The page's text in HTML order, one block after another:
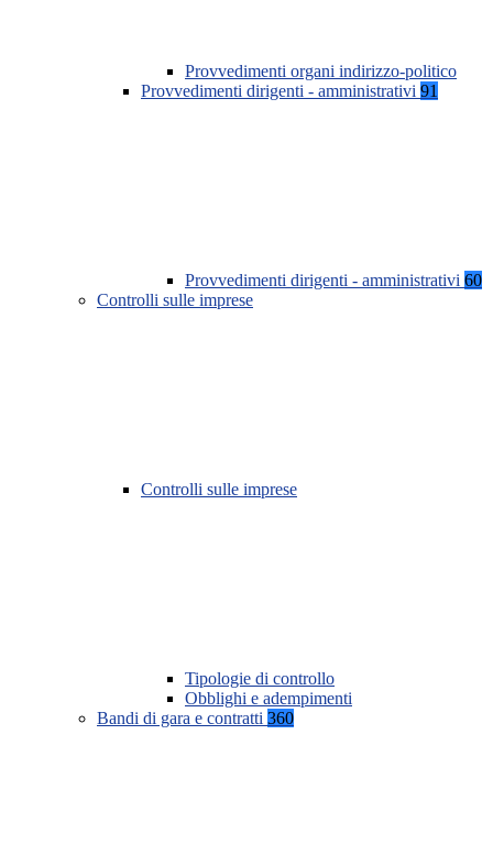
Provvedimenti organi indirizzo-politico
Provvedimenti dirigenti - amministrativi 91
Provvedimenti dirigenti - amministrativi 60
Controlli sulle imprese
Controlli sulle imprese
Tipologie di controllo
Obblighi e adempimenti
Bandi di gara e contratti 360